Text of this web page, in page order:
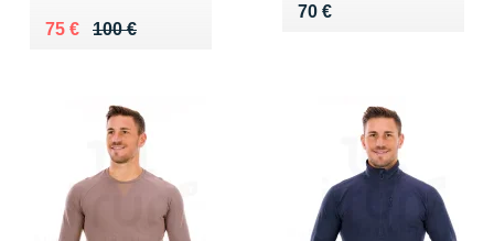
100 €
Au lieu de 100 €
75 €
Vendu 75 €
70 €
Vendu 70 €